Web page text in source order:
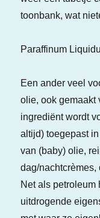
toonbank, wat
Paraffinum
Een ander veel
olie, ook gemaakt
ingrediënt wordt
altijd) toegepast
van (baby) olie,
dag/nachtcrèmes,
Net als petroleum
uitdrogende